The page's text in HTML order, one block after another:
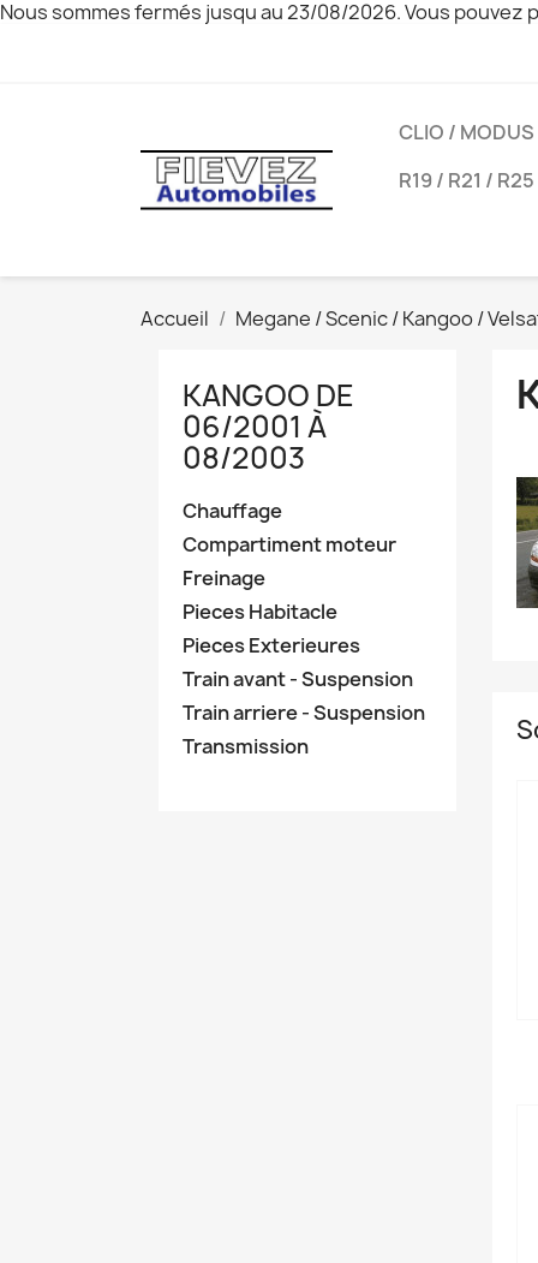
Nous sommes fermés jusqu au 23/08/2026. Vous
CLIO /
R19 / R21 /
Accueil Megane / Scenic / Kangoo /
KANGOO DE
06/2001 À
08/2003
Chauffage
Compartiment moteur
Freinage
Pieces Habitacle
Pieces Exterieures
Train avant - Suspension
Train arriere - Suspension
Transmission